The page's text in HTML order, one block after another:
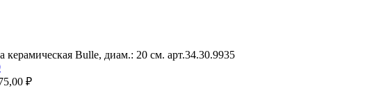
керамическая Bulle, диам.: 20 см. арт.34.30.9935
₽